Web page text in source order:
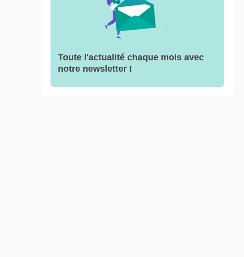
Toute l'actualité chaque mois avec
notre newsletter !